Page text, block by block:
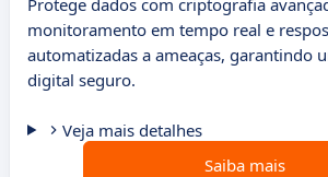
Protege dados com criptografia
monitoramento em tempo real e
automatizadas a ameaças, garantindo
digital seguro.
Veja mais detalhes
Saiba mais